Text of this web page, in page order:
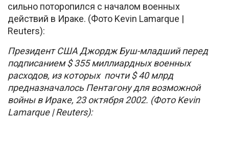
сильно поторопился с началом военных
действий в Ираке. (Фото Kevin Lamarque |
Reuters):
Президент США Джордж Буш-младший перед
подписанием $ 355 миллиардных военных
расходов, из которых почти $ 40 млрд
предназначалось Пентагону для возможной
войны в Ираке, 23 октября 2002. (Фото Kevin
Lamarque | Reuters):